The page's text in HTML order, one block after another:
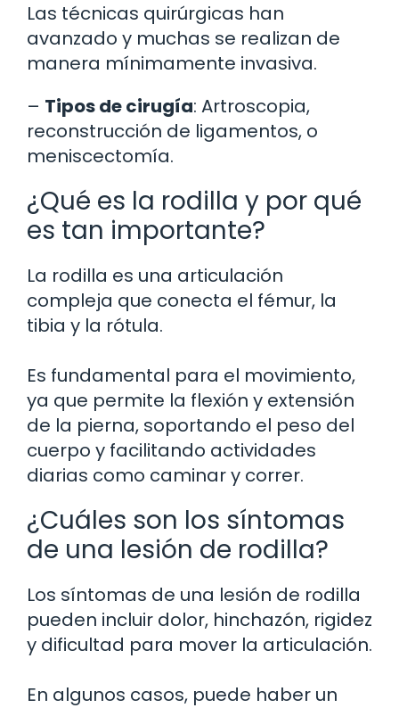
Las técnicas quirúrgicas han
avanzado y muchas se realizan de
manera mínimamente invasiva.
– Tipos de cirugía: Artroscopia,
reconstrucción de ligamentos, o
meniscectomía.
¿Qué es la rodilla y por qué
es tan importante?
La rodilla es una articulación
compleja que conecta el fémur, la
tibia y la rótula.
Es fundamental para el movimiento,
ya que permite la flexión y extensión
de la pierna, soportando el peso del
cuerpo y facilitando actividades
diarias como caminar y correr.
¿Cuáles son los síntomas
de una lesión de rodilla?
Los síntomas de una lesión de rodilla
pueden incluir dolor, hinchazón, rigidez
y dificultad para mover la articulación.
En algunos casos, puede haber un